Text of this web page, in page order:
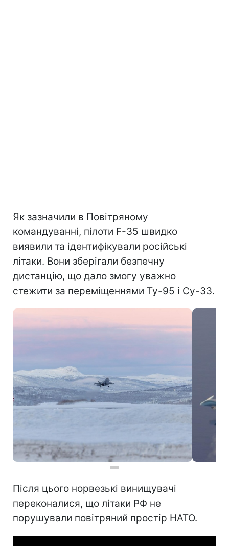
Як зазначили в Повітряному
командуванні, пілоти F-35 швидко
виявили та ідентифікували російські
літаки. Вони зберігали безпечну
дистанцію, що дало змогу уважно
стежити за переміщеннями Ту-95 і Су-33.
Після цього норвезькі винищувачі
переконалися, що літаки РФ не
порушували повітряний простір НАТО.